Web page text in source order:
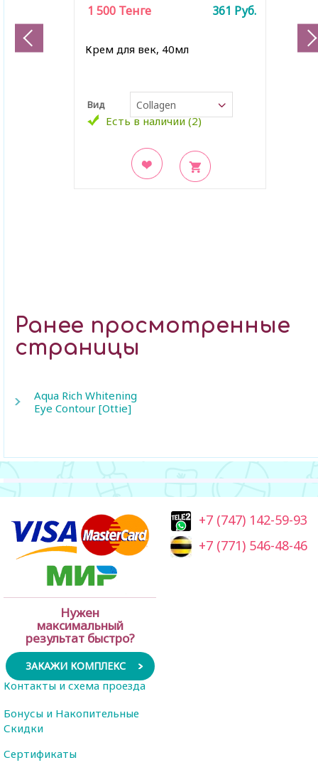
Крем для век, 40мл
Вид Collagen
Есть в наличии (2)
1 500 Тенге 361 Руб.
Ранее просмотренные
страницы
Aqua Rich Whitening
Eye Contour [Ottie]
Нужен
максимальный
результат быстро?
ЗАКАЖИ КОМПЛЕКС
+7 (747) 142-59-93
+7 (771) 546-48-46
Контакты и схема проезда
Бонусы и Накопительные
Скидки
Сертификаты